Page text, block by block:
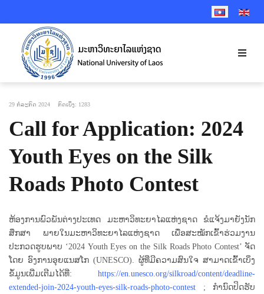
SELECT YOUR
29 ກໍລະກົດ 2024 ກົດເບິ່ງ: 1283
Call for Application: 2024
Youth Eyes on the Silk
Roads Photo Contest
ຫ້ອງການພົວພັນຕ່າງປະເທດ ມະຫາວິທະຍາໄລແຫ່ງຊາດ ຂໍແຈ້ງມາຍັງນັກ
ສຶກສາ ພາຍໃນມະຫາວິທະຍາໄລແຫ່ງຊາດ ເພື່ອສະໝັກເຂົ້າຮ່ວມງານ
ປະກວດຮູບພາບ ‘2024 Youth Eyes on the Silk Roads Photo Contest’ ຈັດ
ໂດຍ ອົງການອຸຍແນສໂກ (UNESCO). ຜູ້ທີ່ມີຄວາມສົນໃຈ ສາມາດເຂົ້າເບິ່ງ
ຂໍ້ມູນເພີ່ມເຕີມໄດ້ທີ່: https://en.unesco.org/silkroad/content/deadline-
extended-join-2024-youth-eyes-silk-roads-photo-contest ; ກໍານົດປິດຮັບ